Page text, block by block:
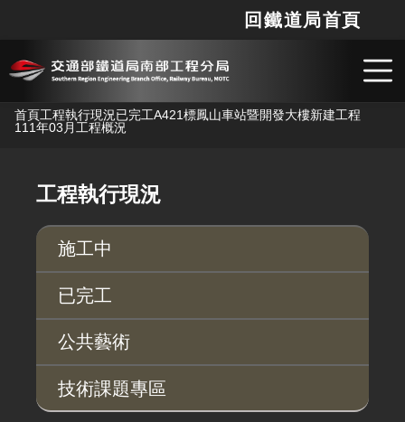
跳到主要內容
回鐵道局首頁
首頁工程執行現況已完工A421標鳳山車站暨開發大樓新建工程
111年03月工程概況
工程執行現況
施工中
已完工
公共藝術
技術課題專區